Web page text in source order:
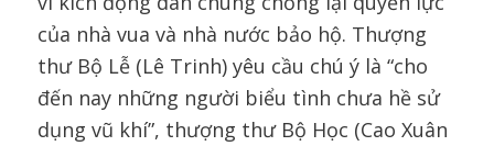
của nhà vua và nhà nước bảo hộ. Thượng
thư Bộ Lễ (Lê Trinh) yêu cầu chú ý là “cho
đến nay những người biểu tình chưa hề sử
dụng vũ khí”, thượng thư Bộ Học (Cao Xuân